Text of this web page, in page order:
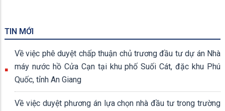
TIN MỚI
Về việc phê duyệt chấp thuận chủ trương đầu tư dự án Nhà
máy nước hồ Cửa Cạn tại khu phố Suối Cát, đặc khu Phú
Quốc, tỉnh An Giang
Về việc duyệt phương án lựa chọn nhà đầu tư trong trường